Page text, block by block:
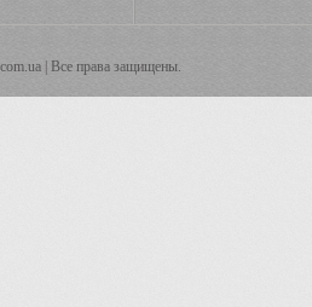
| Все права защищены.